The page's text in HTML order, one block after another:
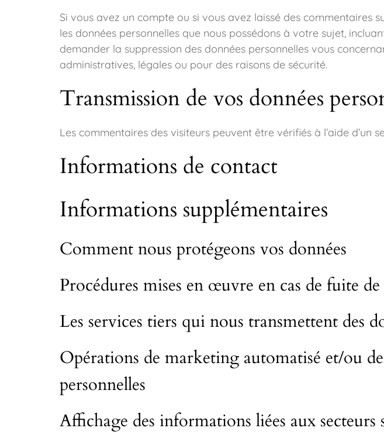
Si vous avez un compte ou si vous avez laissé des
les données personnelles que nous possédons à votre sujet,
demander la suppression des données personnelles vous
administratives, légales ou pour des raisons de sécurité.
Transmission de vos données
Les commentaires des visiteurs peuvent être vérifiés à l’aide
Informations de contact
Informations supplémentaires
Comment nous protégeons vos données
Procédures mises en œuvre en cas de fuite de
Les services tiers qui nous transmettent des
Opérations de marketing automatisé et/ou de
personnelles
Affichage des informations liées aux secteurs